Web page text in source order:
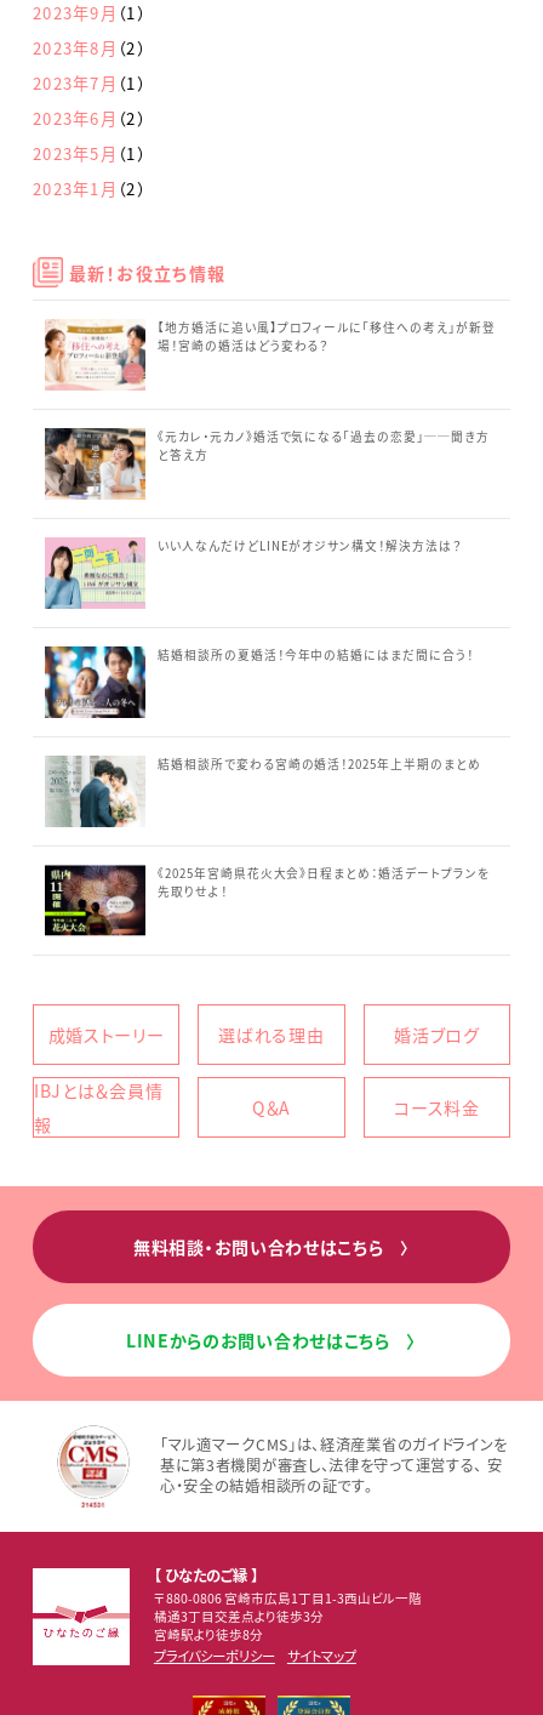
2023年9月 （1）
2023年8月 （2）
2023年7月 （1）
2023年6月 （2）
2023年5月 （1）
2023年1月 （2）
最新！お役立ち情報
【地方婚活に追い風】プロフィールに「移住への考え」が新登
場！宮崎の婚活はどう変わる？
《元カレ・元カノ》婚活で気になる「過去の恋愛」──聞き方
と答え方
いい人なんだけどLINEがオジサン構文！解決方法は？
結婚相談所の夏婚活！今年中の結婚にはまだ間に合う！
結婚相談所で変わる宮崎の婚活！2025年上半期のまとめ
《2025年宮崎県花火大会》日程まとめ：婚活デートプランを
先取りせよ！
成婚ストーリー 選ばれる理由 婚活ブログ
IBJとは＆会員情
報
Q＆A コース料金
無料相談・お問い合わせはこちら〉
LINEからのお問い合わせはこちら〉
「マル適マークCMS」は、経済産業省のガイドラインを
基に第3者機関が審査し、法律を守って運営する、 安
心・安全の結婚相談所の証です。
【 ひなたのご縁 】
〒880-0806 宮崎市広島1丁目1-3西山ビル一階
橘通3丁目交差点より徒歩3分
宮崎駅より徒歩8分
プライバシーポリシー サイトマップ